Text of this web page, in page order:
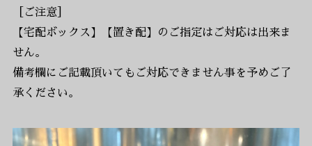
［ご注意］
【宅配ボックス】【置き配】のご指定はご対応は出来ま
せん。
備考欄にご記載頂いてもご対応できません事を予めご了
承ください。